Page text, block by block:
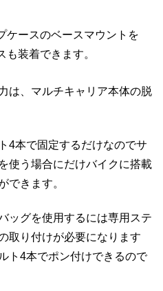
ケースのベースマウントを
も装着できます。
は、マルチキャリア本体の脱
4本で固定するだけなのでサ
使う場合にだけバイクに搭載
できます。
ッグを使用するには専用ステ
取り付けが必要になります
ト4本でポン付けできるので